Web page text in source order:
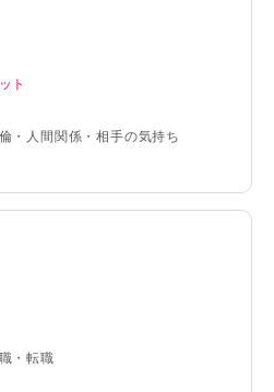
ト
・人間関係・相手の気持ち
・転職